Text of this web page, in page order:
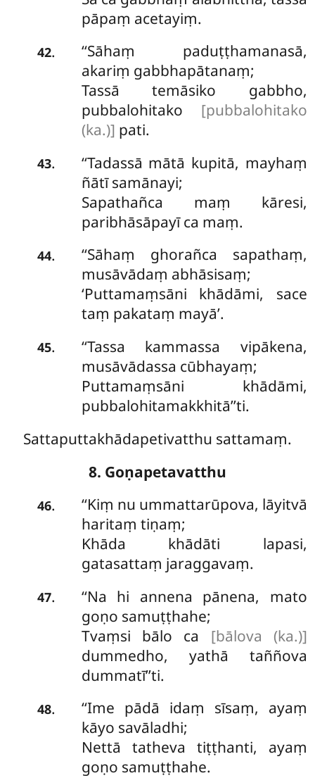
pāpaṃ acetayiṃ.
42. ‘‘Sāhaṃ paduṭṭhamanasā,
akariṃ gabbhapātanaṃ;
Tassā temāsiko gabbho,
pubbalohitako [pubbalohitako
(ka.)] pati.
43.
‘‘Tadassā mātā kupitā, mayhaṃ
ñātī samānayi;
Sapathañca maṃ kāresi,
paribhāsāpayī ca maṃ.
44. ‘‘Sāhaṃ ghorañca sapathaṃ,
musāvādaṃ abhāsisaṃ;
‘Puttamaṃsāni khādāmi, sace
taṃ pakataṃ mayā’.
45. ‘‘Tassa kammassa vipākena,
musāvādassa cūbhayaṃ;
Puttamaṃsāni khādāmi,
pubbalohitamakkhitā’’ti.
Sattaputtakhādapetivatthu sattamaṃ.
8. Goṇapetavatthu
46. ‘‘Kiṃ nu ummattarūpova, lāyitvā
haritaṃ tiṇaṃ;
Khāda khādāti lapasi,
gatasattaṃ jaraggavaṃ.
47.
‘‘Na hi annena pānena, mato
goṇo samuṭṭhahe;
Tvaṃsi bālo ca [bālova (ka.)]
dummedho, yathā taññova
dummatī’’ti.
48.
‘‘Ime pādā idaṃ sīsaṃ, ayaṃ
kāyo savāladhi;
Nettā tatheva tiṭṭhanti, ayaṃ
goṇo samuṭṭhahe.